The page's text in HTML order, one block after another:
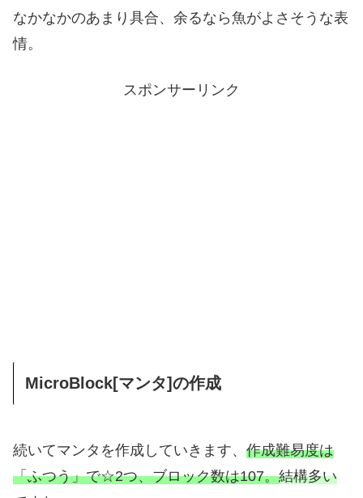
なかなかのあまり具合、余るなら魚がよさそうな表
情。
スポンサーリンク
MicroBlock[マンタ]の作成
続いてマンタを作成していきます、 作成難易度は
「ふつう」で☆2つ、ブロック数は107。結構多い